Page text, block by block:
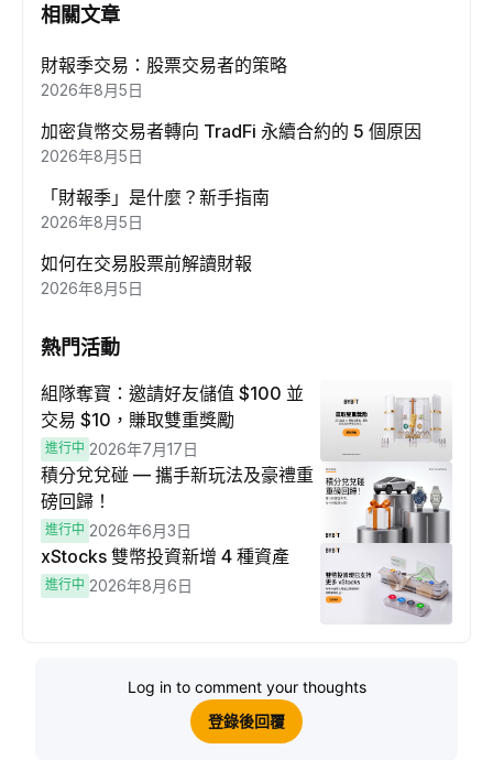
相關文章
財報季交易：股票交易者的策略
2026年8月5日
加密貨幣交易者轉向 TradFi 永續合約的 5 個原因
2026年8月5日
「財報季」是什麼？新手指南
2026年8月5日
如何在交易股票前解讀財報
2026年8月5日
熱門活動
組隊奪寶：邀請好友儲值 $100 並
交易 $10，賺取雙重獎勵
進行中 2026年7月17日
積分兌兌碰 — 攜手新玩法及豪禮重
磅回歸！
進行中 2026年6月3日
xStocks 雙幣投資新增 4 種資產
進行中 2026年8月6日
Log in to comment your thoughts
登錄後回覆